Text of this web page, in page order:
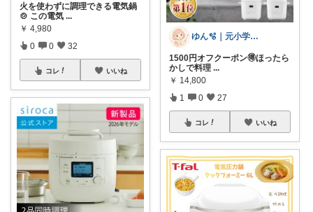
火を使わずに調理できる電気鍋
🍲 この電気 ...
￥ 4,980
0 0 32
コレ いいね
ゆん🫧｜元小学校教員ママ👩‍🏫
1500円オフクーポン🉐ほったら
かしで料理 ...
￥ 14,800
1 0 27
コレ いいね